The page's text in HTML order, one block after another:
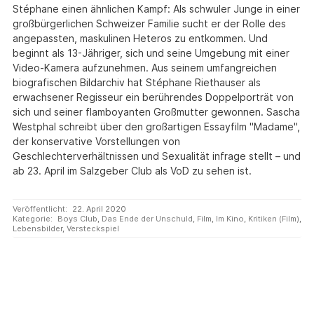
Stéphane einen ähnlichen Kampf: Als schwuler Junge in einer
großbürgerlichen Schweizer Familie sucht er der Rolle des
angepassten, maskulinen Heteros zu entkommen. Und
beginnt als 13-Jähriger, sich und seine Umgebung mit einer
Video-Kamera aufzunehmen. Aus seinem umfangreichen
biografischen Bildarchiv hat Stéphane Riethauser als
erwachsener Regisseur ein berührendes Doppelporträt von
sich und seiner flamboyanten Großmutter gewonnen. Sascha
Westphal schreibt über den großartigen Essayfilm "Madame",
der konservative Vorstellungen von
Geschlechterverhältnissen und Sexualität infrage stellt – und
ab 23. April im Salzgeber Club als VoD zu sehen ist.
Veröffentlicht:
22. April 2020
Kategorie:
Boys Club, Das Ende der Unschuld, Film, Im Kino, Kritiken (Film),
Lebensbilder, Versteckspiel